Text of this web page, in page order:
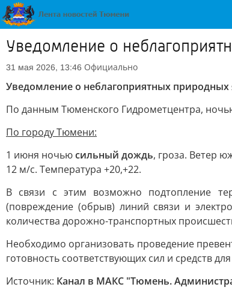
Уведомление о
31 мая 2026, 13:46 Официально
Уведомление о неблагоприятных природных
По данным Тюменского Гидрометцентра,
По городу Тюмени:
1 июня ночьюсильный дождь, гроза. Ветер
12 м/с. Температура +20,+22.
В связи с этим возможно подтопление
(повреждение (обрыв) линий связи и
количества дорожно-транспортных
Необходимо организовать проведение
готовность соответствующих сил и средств
Источник: Канал в МАКС "Тюмень.